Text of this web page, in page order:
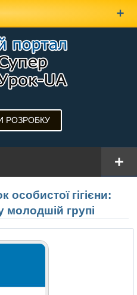
РОЗРОБКУ
гігієни:
молодшій групі